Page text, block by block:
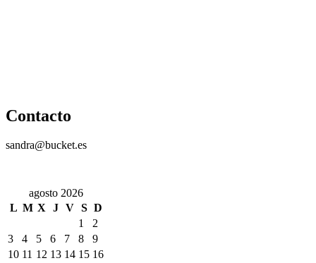
Contacto
sandra@bucket.es
agosto 2026
L M X J V S D
1
2
3
4 5 6 7 8
9
10 11 12 13 14 15 16